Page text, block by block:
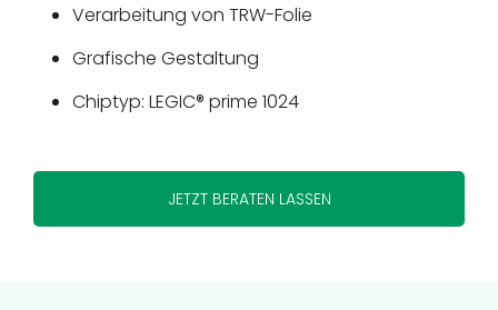
Verarbeitung von TRW-Folie
Grafische Gestaltung
Chiptyp: LEGIC® prime 1024
JETZT BERATEN LASSEN